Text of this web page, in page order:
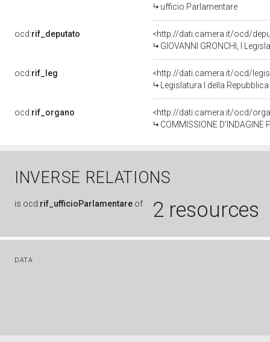
ufficio Parlamentare
ocd:rif_deputato
<http://dati.camera.it/ocd/
GIOVANNI GRONCHI, I
ocd:rif_leg
<http://dati.camera.it/ocd/
Legislatura I della
ocd:rif_organo
<http://dati.camera.it/ocd/
COMMISSIONE D'INDAGINE
INVERSE RELATIONS
is ocd:rif_ufficioParlamentare of 2 resources
DATA